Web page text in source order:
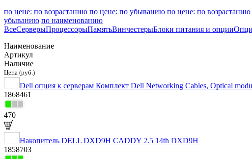
по цене: по возрастанию по цене: по убыванию по цене: по возрастанию
убыванию по наименованию
ВсеСерверыПроцессорыПамятьВинчестерыБлоки питания и опции
Наименование
Артикул
Наличие
Цена (руб.)
Dell опция к серверам Комплект Dell Networking Cables, Optical
1868461
470
Накопитель DELL DXD9H CADDY 2.5 14th DXD9H
1858703